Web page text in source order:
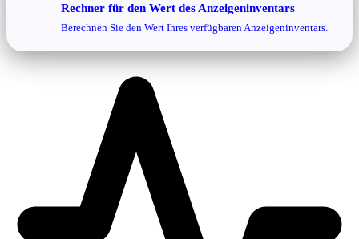
Rechner für den Wert des Anzeigeninventars
Berechnen Sie den Wert Ihres verfügbaren Anzeigeninventars.